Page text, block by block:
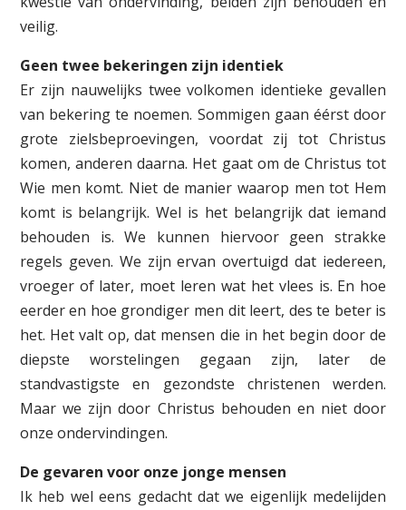
veilig.
Geen twee bekeringen zijn identiek
Er zijn nauwelijks twee volkomen identieke gevallen
van bekering te noemen. Sommigen gaan éérst door
grote zielsbeproevingen, voordat zij tot Christus
komen, anderen daarna. Het gaat om de Christus tot
Wie men komt. Niet de manier waarop men tot Hem
komt is belangrijk. Wel is het belangrijk dat iemand
behouden is. We kunnen hiervoor geen strakke
regels geven. We zijn ervan overtuigd dat iedereen,
vroeger of later, moet leren wat het vlees is. En hoe
eerder en hoe grondiger men dit leert, des te beter is
het. Het valt op, dat mensen die in het begin door de
diepste worstelingen gegaan zijn, later de
standvastigste en gezondste christenen werden.
Maar we zijn door Christus behouden en niet door
onze ondervindingen.
De gevaren voor onze jonge mensen
Ik heb wel eens gedacht dat we eigenlijk medelijden